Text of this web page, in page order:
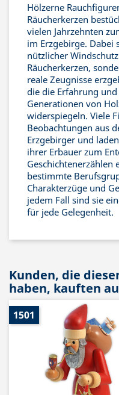
Hölzerne
Räucherkerzen
vielen Jahrzehnten
im Erzgebirge. Dabei
nützlicher
Räucherkerzen,
reale Zeugnisse
die die Erfahrung
Generationen von
widerspiegeln. Viele
Beobachtungen aus
Erzgebirger und
ihrer Erbauer zum
Geschichtenerzählen
bestimmte
Charakterzüge und
jedem Fall sind sie
für jede Gelegenheit.
Kunden, die
haben, kauften
1501